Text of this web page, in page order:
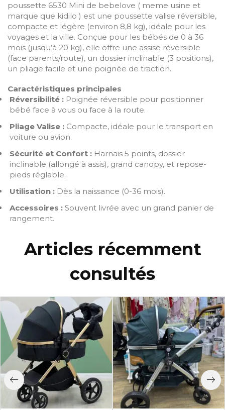
poussette 6530 Mini de bebelove ( meme usine et
marque que kidilo ) est une poussette valise réversible,
compacte et légère (environ 8,8 kg), idéale pour les
voyages et la ville. Conçue pour les bébés de 0 à 36
mois (jusqu’à 20 kg), elle offre une assise réversible
(face parents/route), un dossier inclinable (3 positions),
un pliage facile et une poignée de traction.
Caractéristiques principales
Réversibilité : Poignée réversible pour positionner
bébé face à vous ou face à la route.
Pliage Valise : Compacte, idéale pour le transport en
voiture ou avion.
Sécurité et Confort : Harnais 5 points, dossier
inclinable (allongé à assis), grand canopy, et repose-
pieds réglable.
Utilisation : Dès la naissance (0-36 mois).
Accessoires : Souvent livrée avec un grand panier de
rangement.
Articles récemment
consultés